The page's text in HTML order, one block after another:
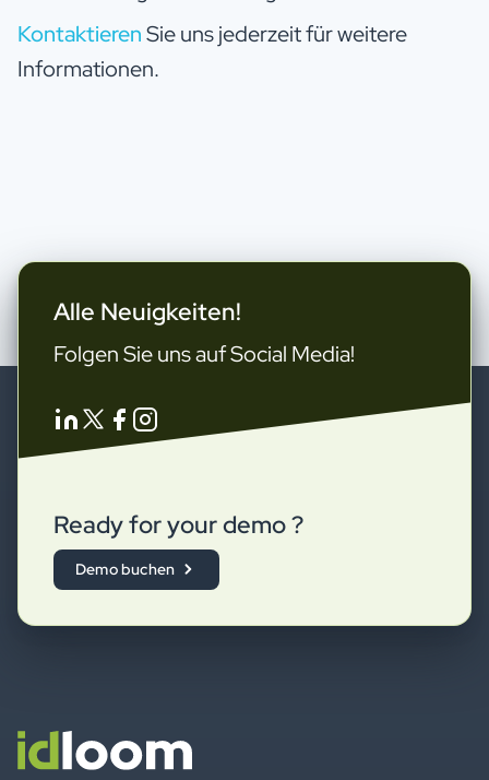
KontaktierenSie uns jederzeit für weitere
Informationen.
Alle Neuigkeiten!
Folgen Sie uns auf Social Media!
Ready for your demo ?
Demo buchen